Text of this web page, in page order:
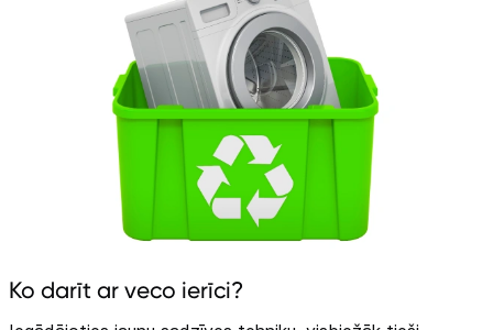
Ko darīt ar veco ierīci?